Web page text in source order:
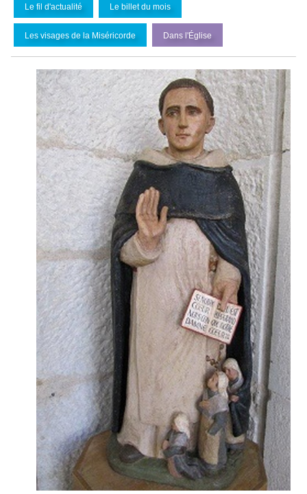
Le fil d'actualité Le billet du mois
Les visages de la Miséricorde Dans l'Église